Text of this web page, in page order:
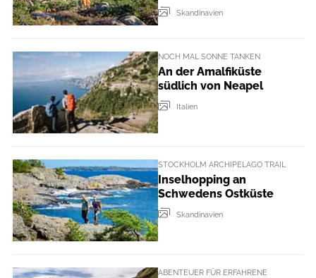
Skandinavien
NOCH MAL SONNE TANKEN
An der Amalfiküste
südlich von Neapel
Italien
STOCKHOLM ARCHIPELAGO TRAIL
Inselhopping an
Schwedens Ostküste
Skandinavien
ABENTEUER FÜR ERFAHRENE